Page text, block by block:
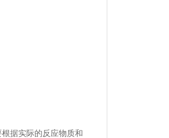
据实际的反应物质和